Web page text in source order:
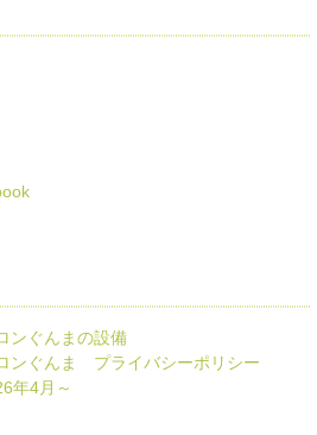
ンぐんまの設備
ンぐんま プライバシーポリシー
年4月～